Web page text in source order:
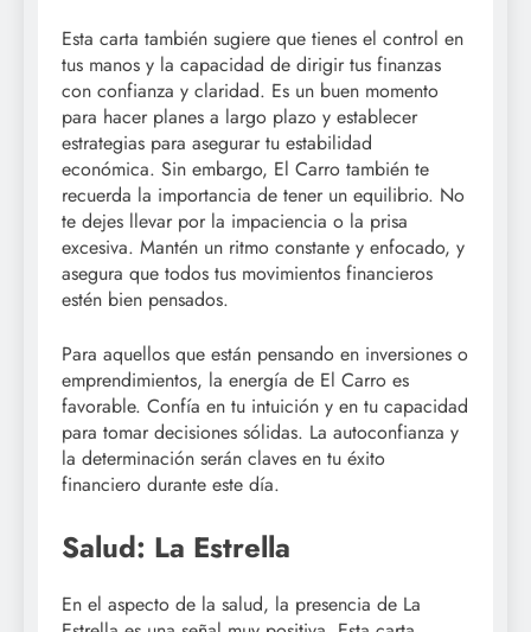
Esta carta también sugiere que tienes el control en
tus manos y la capacidad de dirigir tus finanzas
con confianza y claridad. Es un buen momento
para hacer planes a largo plazo y establecer
estrategias para asegurar tu estabilidad
económica. Sin embargo, El Carro también te
recuerda la importancia de tener un equilibrio. No
te dejes llevar por la impaciencia o la prisa
excesiva. Mantén un ritmo constante y enfocado, y
asegura que todos tus movimientos financieros
estén bien pensados.
Para aquellos que están pensando en inversiones o
emprendimientos, la energía de El Carro es
favorable. Confía en tu intuición y en tu capacidad
para tomar decisiones sólidas. La autoconfianza y
la determinación serán claves en tu éxito
financiero durante este día.
Salud: La Estrella
En el aspecto de la salud, la presencia de La